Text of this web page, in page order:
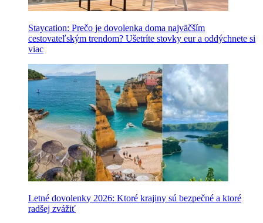
Staycation: Prečo je dovolenka doma najväčším
cestovateľským trendom? Ušetríte stovky eur a oddýchnete si
viac
Letné dovolenky 2026: Ktoré krajiny sú bezpečné a ktoré
radšej zvážiť